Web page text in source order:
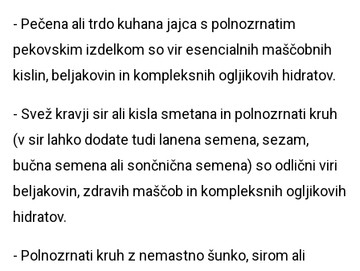
- Pečena ali trdo kuhana jajca s polnozrnatim
pekovskim izdelkom so vir esencialnih maščobnih
kislin, beljakovin in kompleksnih ogljikovih hidratov.
- Svež kravji sir ali kisla smetana in polnozrnati kruh
(v sir lahko dodate tudi lanena semena, sezam,
bučna semena ali sončnična semena) so odlični viri
beljakovin, zdravih maščob in kompleksnih ogljikovih
hidratov.
- Polnozrnati kruh z nemastno šunko, sirom ali